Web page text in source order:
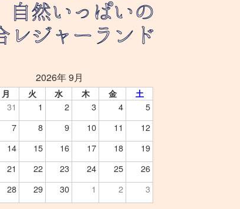
2026年 9月
月 火 水 木 金 土
31 1 2 3 4
5
7 8 9 10 11
12
14 15 16 17 18
19
21 22 23 24 25
26
28 29 30 1 2 3